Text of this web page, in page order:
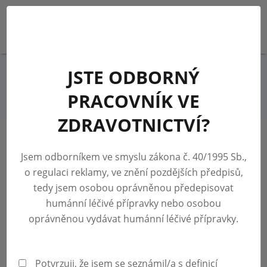
Zpět na přehled aktualit
09.01.2026
METODICKÝ POSTUP K
VYKAZOVÁNÍ OČKOVÁNÍ
JSTE ODBORNÝ
PRACOVNÍK VE
ZDRAVOTNICTVÍ?
Jsem odborníkem ve smyslu zákona č. 40/1995 Sb.,
o regulaci reklamy, ve znění pozdějších předpisů,
tedy jsem osobou oprávněnou předepisovat
humánní léčivé přípravky nebo osobou
oprávněnou vydávat humánní léčivé přípravky.
Potvrzuji, že jsem se seznámil/a s definicí